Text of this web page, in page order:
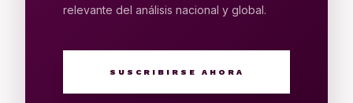
relevante del análisis nacional y global.
SUSCRIBIRSE AHORA